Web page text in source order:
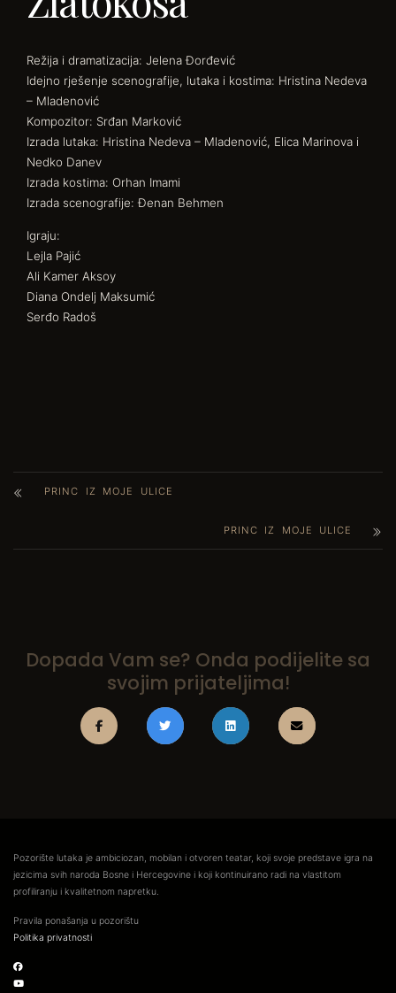
Režija i dramatizacija: Jelena Đorđević
Idejno rješenje scenografije, lutaka i kostima: Hristina Nedeva
– Mladenović
Kompozitor: Srđan Marković
Izrada lutaka: Hristina Nedeva – Mladenović, Elica Marinova i
Nedko Danev
Izrada kostima: Orhan Imami
Izrada scenografije: Đenan Behmen
Igraju:
Lejla Pajić
Ali Kamer Aksoy
Diana Ondelj Maksumić
Serđo Radoš
PRINC IZ MOJE ULICE
PRINC IZ MOJE ULICE
Dopada Vam se? Onda podijelite sa
svojim prijateljima!
Pozorište lutaka je ambiciozan, mobilan i otvoren teatar, koji svoje predstave igra na
jezicima svih naroda Bosne i Hercegovine i koji kontinuirano radi na vlastitom
profiliranju i kvalitetnom napretku.
Pravila ponašanja u pozorištu
Politika privatnosti